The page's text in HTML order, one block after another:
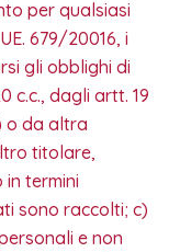
per qualsiasi
679/20016, i
gli obblighi di
c.c., dagli artt. 19
o da altra
titolare,
termini
sono raccolti; c)
e non